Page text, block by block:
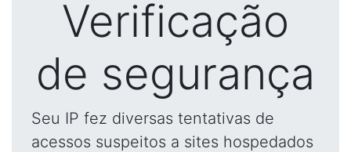
Verificação
de segurança
Seu IP fez diversas tentativas de
acessos suspeitos a sites hospedados